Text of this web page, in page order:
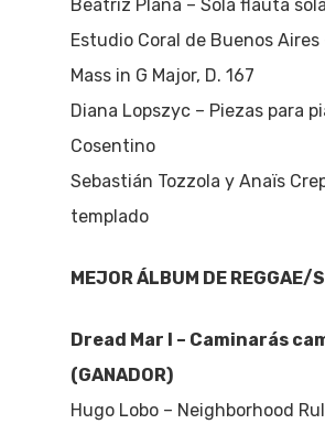
Beatriz Plana – Sola flauta sola
Estudio Coral de Buenos
Mass in G Major, D. 167
Diana Lopszyc – Piezas para
Cosentino
Sebastián Tozzola y Anaïs
templado
MEJOR ÁLBUM DE REGGAE/
Dread Mar I – Caminarás
(GANADOR)
Hugo Lobo – Neighborhood